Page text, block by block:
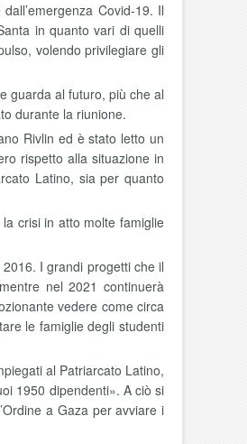
Covid-19. Il
in quanto vari di quelli
volendo privilegiare gli
guarda al futuro, più che al
durante la riunione.
Rivlin ed è stato letto un
rispetto alla situazione in
Latino, sia per quanto
crisi in atto molte famiglie
I grandi progetti che il
nel 2021 continuerà
vedere come circa
le famiglie degli studenti
al Patriarcato Latino,
1950 dipendenti». A ciò si
a Gaza per avviare i